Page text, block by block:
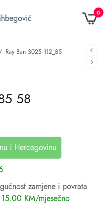
0
Ray Ban 3025 112_85
58
i Hercegovinu
zamjene i povrata
15.00 KM/mjesečno